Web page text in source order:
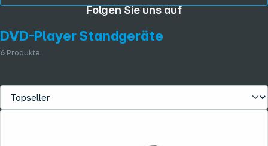
DVD-Player Standgeräte
6 Produkte
Folgen Sie uns auf